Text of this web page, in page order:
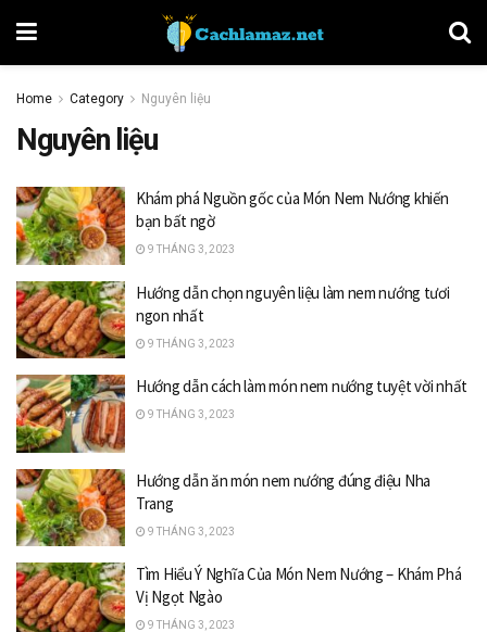
Home Category Nguyên liệu
Nguyên liệu
Khám phá Nguồn gốc của Món Nem Nướng khiến
bạn bất ngờ
9 THÁNG 3, 2023
Hướng dẫn chọn nguyên liệu làm nem nướng tươi
ngon nhất
9 THÁNG 3, 2023
Hướng dẫn cách làm món nem nướng tuyệt vời nhất
9 THÁNG 3, 2023
Hướng dẫn ăn món nem nướng đúng điệu Nha
Trang
9 THÁNG 3, 2023
Tìm Hiểu Ý Nghĩa Của Món Nem Nướng – Khám Phá
Vị Ngọt Ngào
9 THÁNG 3, 2023